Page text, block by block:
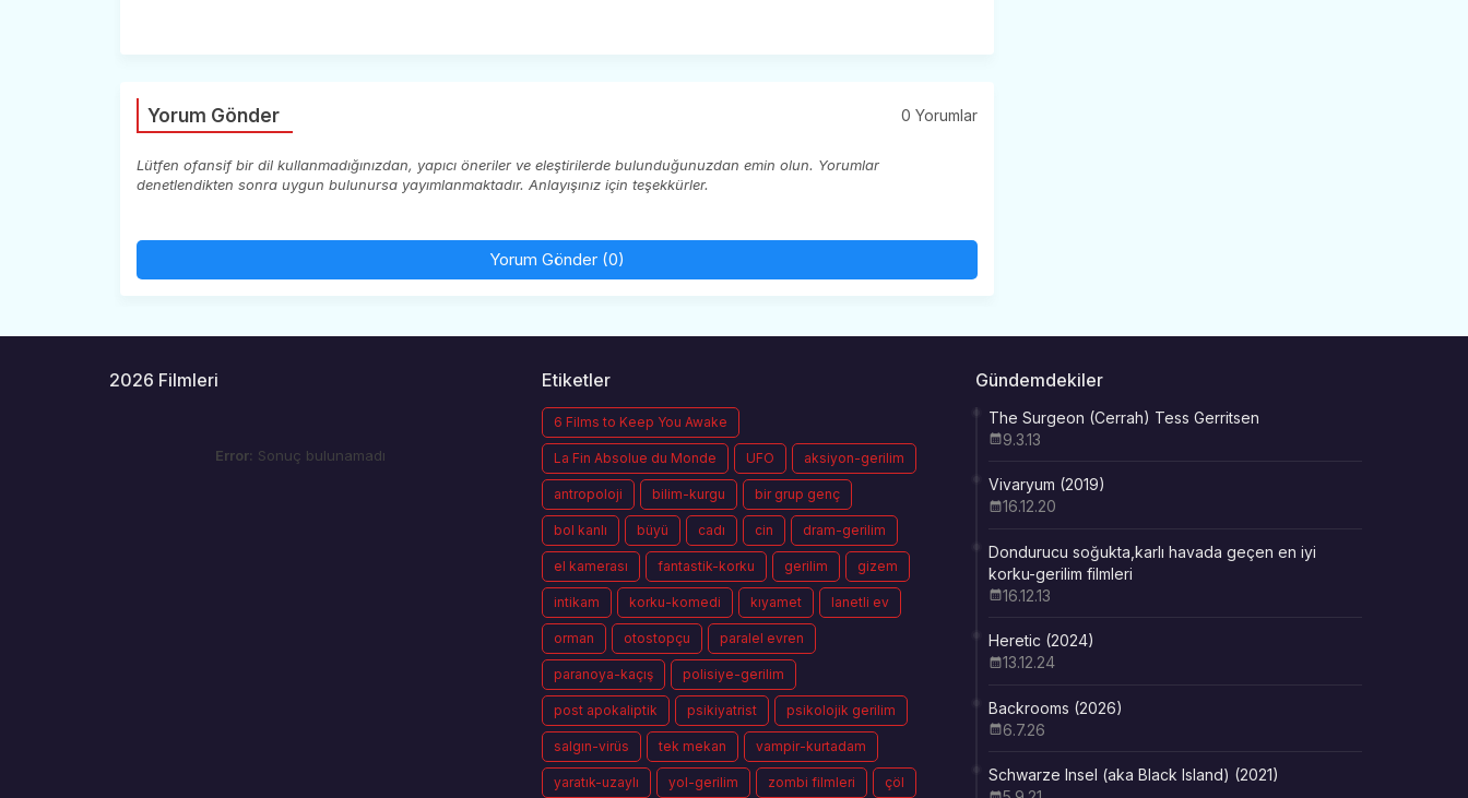
Yorum Gönder 0 Yorumlar
Lütfen ofansif bir dil kullanmadığınızdan, yapıcı öneriler ve eleştirilerde bulunduğunuzdan emin olun. Yorumlar
denetlendikten sonra uygun bulunursa yayımlanmaktadır. Anlayışınız için teşekkürler.
Yorum Gönder (0)
2026 Filmleri
Error: Sonuç bulunamadı
Etiketler
6 Films to Keep You Awake
La Fin Absolue du Monde UFO aksiyon-gerilim
antropoloji bilim-kurgu bir grup genç
bol kanlı büyü cadı cin dram-gerilim
el kamerası fantastik-korku gerilim gizem
intikam korku-komedi kıyamet lanetli ev
orman otostopçu paralel evren
paranoya-kaçış polisiye-gerilim
post apokaliptik psikiyatrist psikolojik gerilim
salgın-virüs tek mekan vampir-kurtadam
yaratık-uzaylı yol-gerilim zombi filmleri çöl
Gündemdekiler
The Surgeon (Cerrah) Tess Gerritsen
9.3.13
Vivaryum (2019)
16.12.20
Dondurucu soğukta,karlı havada geçen en iyi
korku-gerilim filmleri
16.12.13
Heretic (2024)
13.12.24
Backrooms (2026)
6.7.26
Schwarze Insel (aka Black Island) (2021)